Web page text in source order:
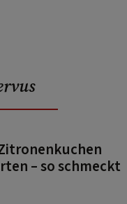
– so schmeckt